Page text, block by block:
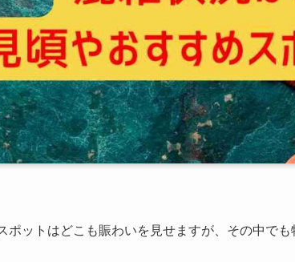
ポットはどこも賑わいを見せますが、その中でも